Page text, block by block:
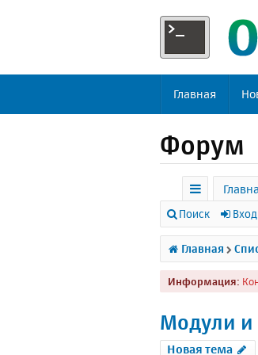
Главная
Форум
с
ы
л
к
Поиск Вход
Главная
Информация:
Модули и
Новая тема